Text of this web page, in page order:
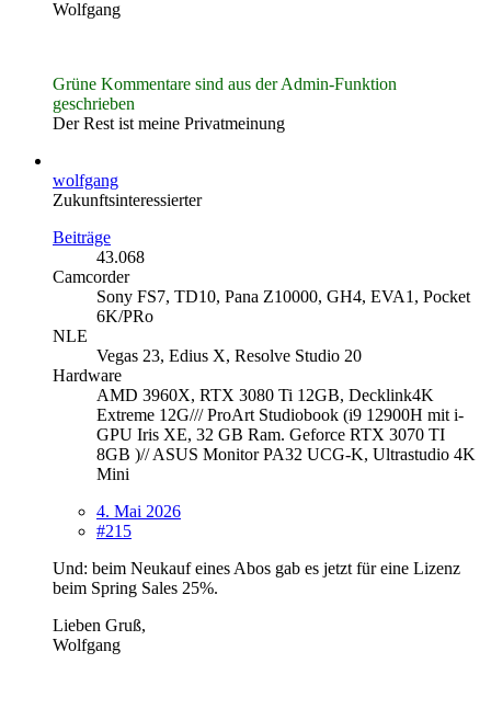
Wolfgang
Grüne Kommentare sind aus der Admin-Funktion
geschrieben
Der Rest ist meine Privatmeinung
wolfgang
Zukunftsinteressierter
Beiträge
43.068
Camcorder
Sony FS7, TD10, Pana Z10000, GH4, EVA1, Pocket
6K/PRo
NLE
Vegas 23, Edius X, Resolve Studio 20
Hardware
AMD 3960X, RTX 3080 Ti 12GB, Decklink4K
Extreme 12G/// ProArt Studiobook (i9 12900H mit i-
GPU Iris XE, 32 GB Ram. Geforce RTX 3070 TI
8GB )// ASUS Monitor PA32 UCG-K, Ultrastudio 4K
Mini
4. Mai 2026
#215
Und: beim Neukauf eines Abos gab es jetzt für eine Lizenz
beim Spring Sales 25%.
Lieben Gruß,
Wolfgang